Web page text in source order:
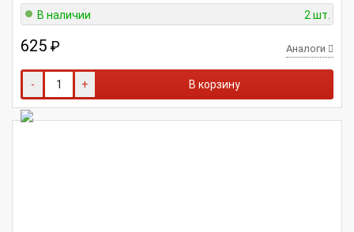
В наличии 2 шт.
625 ₽ Аналоги
- + В корзину